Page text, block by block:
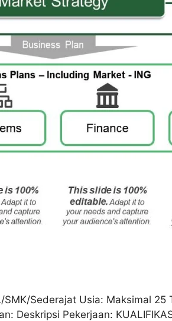
Sederajat Usia: Maksimal
Deskripsi Pekerjaan: